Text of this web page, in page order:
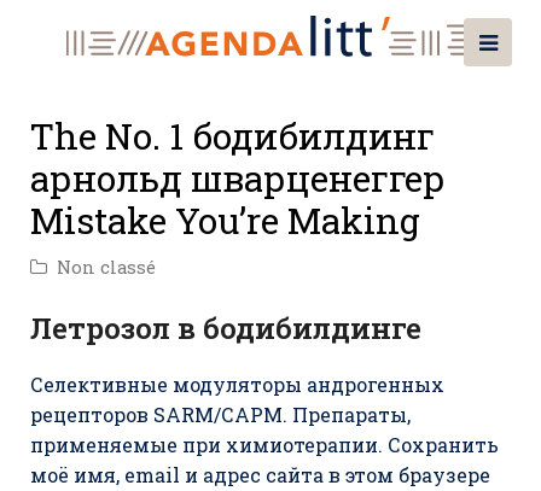
The No. 1 бодибилдинг
арнольд шварценеггер
Mistake You’re Making
Non classé
Летрозол в бодибилдинге
Селективные модуляторы андрогенных
рецепторов SARM/САРМ. Препараты,
применяемые при химиотерапии. Сохранить
моё имя, email и адрес сайта в этом браузере